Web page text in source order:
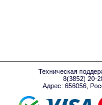
Техническая
8(3852) 20-
Адрес: 656056,